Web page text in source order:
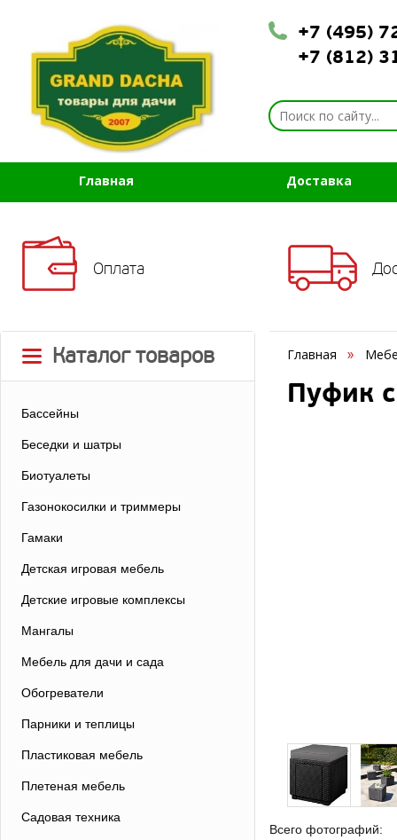
+7 (495)
+7 (812)
Главная Доставка
Оплата
Каталог товаров
Бассейны
Беседки и шатры
Биотуалеты
Газонокосилки и триммеры
Гамаки
Детская игровая мебель
Детские игровые комплексы
Мангалы
Мебель для дачи и сада
Обогреватели
Парники и теплицы
Пластиковая мебель
Плетеная мебель
Садовая техника
Главная
Пуфик
Всего фотографий: